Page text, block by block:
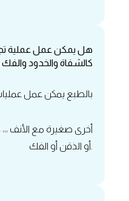
‏هل يمكن عمل عملية
كالشفاة والخدود والفك
‏بالطبع يمكن عمل
أخرى صغيرة مع الأنف